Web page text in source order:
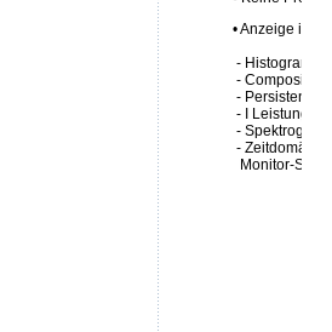
• Anzeige in
- Histogramm
- Composite
-
- I
-
-
Monitor-